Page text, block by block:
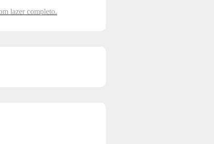
lazer completo.